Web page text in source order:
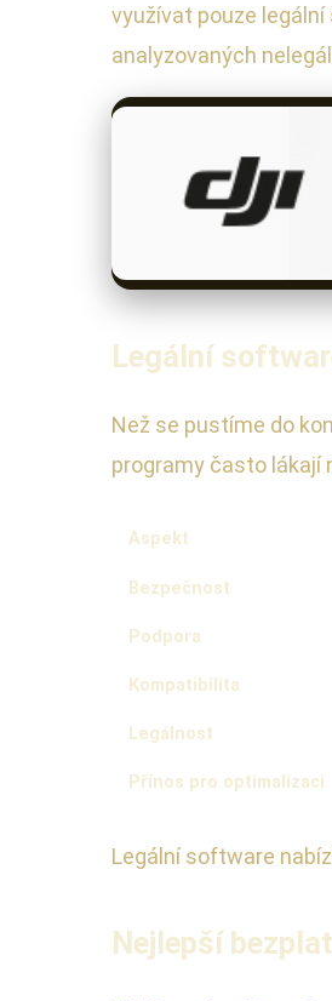
využívat pouze
analyzovaných
Legální
Než se pustíme do
programy často lákají
Aspekt
Bezpečnost
Podpora
Kompatibilita
Legálnost
Přínos pro optimalizaci
Legální software
Nejlepší